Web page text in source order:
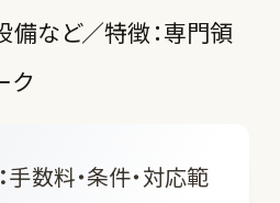
備など／特徴：専門領
ク
手数料・条件・対応範